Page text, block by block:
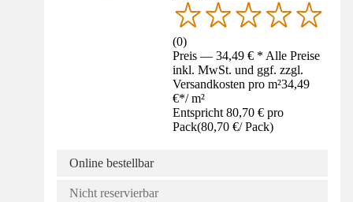
(0)
Preis — 34,49 € * Alle Preise
inkl. MwSt. und ggf. zzgl.
Versandkosten pro m²34,49
€*/ m²
Entspricht 80,70 € pro
Pack(80,70 €/ Pack)
Online bestellbar
Nicht reservierbar